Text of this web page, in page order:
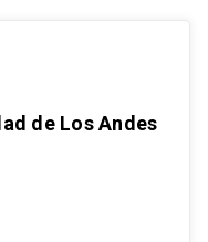
de Los Andes